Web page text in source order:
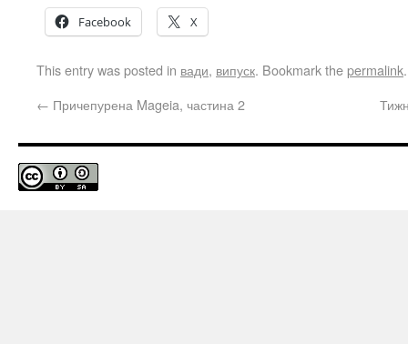
Facebook X
This entry was posted in вади, випуск. Bookmark thepermalink.
← Причепурена Mageia, частина 2